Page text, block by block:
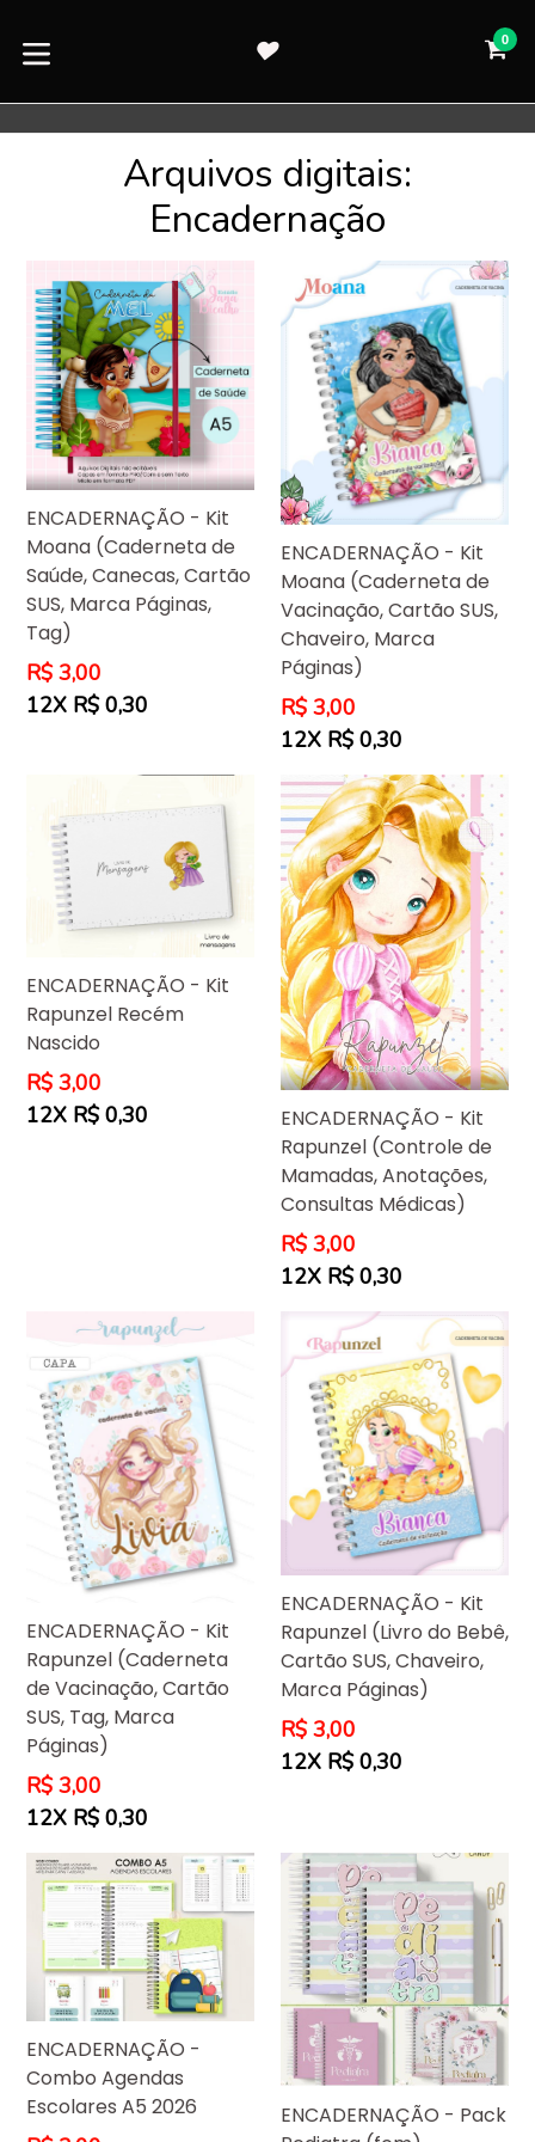
para
0
Arquivos digitais:
Encadernação
ENCADERNAÇÃO - Kit
Moana (Caderneta de
Saúde, Canecas, Cartão
SUS, Marca Páginas,
Tag)
Preço
normal
R$ 3,00
12X R$ 0,30
ENCADERNAÇÃO - Kit
Moana (Caderneta de
Vacinação, Cartão SUS,
Chaveiro, Marca
Páginas)
Preço
normal
R$ 3,00
12X R$ 0,30
ENCADERNAÇÃO - Kit
Rapunzel Recém
Nascido
Preço
normal
R$ 3,00
12X R$ 0,30
ENCADERNAÇÃO - Kit
Rapunzel (Controle de
Mamadas, Anotações,
Consultas Médicas)
Preço
normal
R$ 3,00
12X R$ 0,30
ENCADERNAÇÃO - Kit
Rapunzel (Caderneta
de Vacinação, Cartão
SUS, Tag, Marca
Páginas)
Preço
normal
R$ 3,00
12X R$ 0,30
ENCADERNAÇÃO - Kit
Rapunzel (Livro do Bebê,
Cartão SUS, Chaveiro,
Marca Páginas)
Preço
normal
R$ 3,00
12X R$ 0,30
ENCADERNAÇÃO -
Combo Agendas
Escolares A5 2026
ENCADERNAÇÃO - Pack